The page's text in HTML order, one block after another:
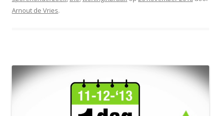
Arnout de Vries.